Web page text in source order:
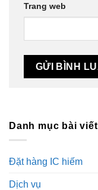
Trang web
Danh mục bài viết
Đặt hàng IC hiếm
Dịch vụ